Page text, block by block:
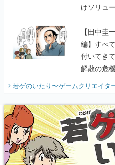
けソリュ
に行って
【田中圭
編】すべ
付いてき
解散の危
『少年ジ
り】
若ゲのいたり〜ゲームクリエイタ